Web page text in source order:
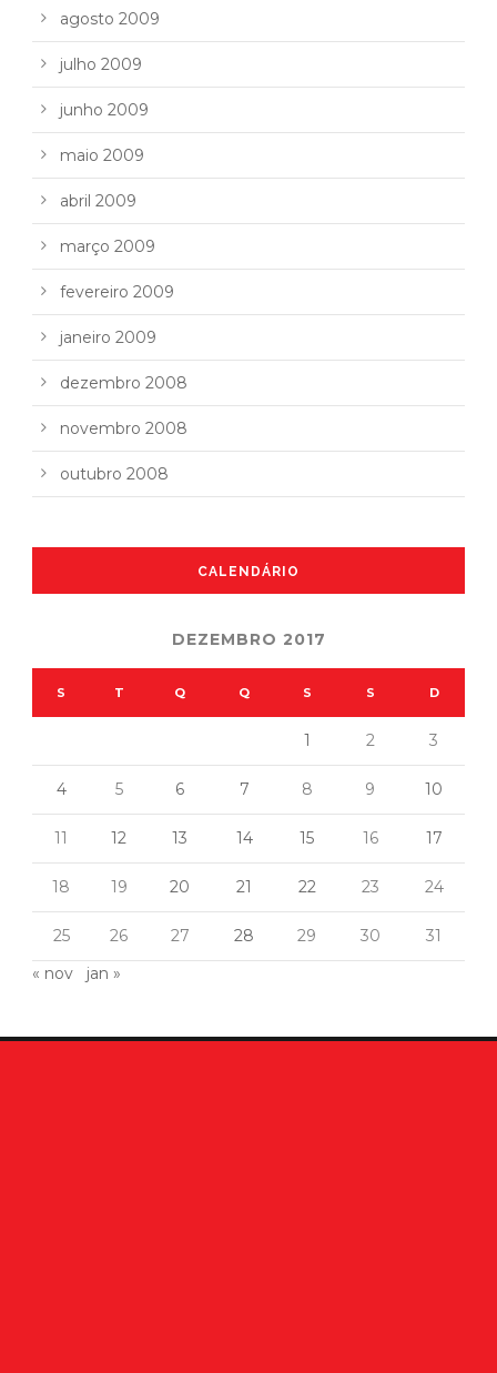
agosto 2009
julho 2009
junho 2009
maio 2009
abril 2009
março 2009
fevereiro 2009
janeiro 2009
dezembro 2008
novembro 2008
outubro 2008
CALENDÁRIO
DEZEMBRO 2017
S T Q Q S S D
1 2 3
4 5 6 7 8 9 10
11 12 13 14 15 16 17
18 19 20 21 22 23 24
25 26 27 28 29 30
31
« nov
jan »